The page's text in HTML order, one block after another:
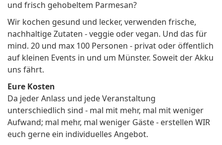
und frisch gehobeltem Parmesan?
Wir kochen gesund und lecker, verwenden frische,
nachhaltige Zutaten - veggie oder vegan. Und das für
mind. 20 und max 100 Personen - privat oder öffentlich
auf kleinen Events in und um Münster. Soweit der Akku
uns fährt.
Eure Kosten
Da jeder Anlass und jede Veranstaltung
unterschiedlich sind - mal mit mehr, mal mit weniger
Aufwand; mal mehr, mal weniger Gäste - erstellen WIR
euch gerne ein individuelles Angebot.